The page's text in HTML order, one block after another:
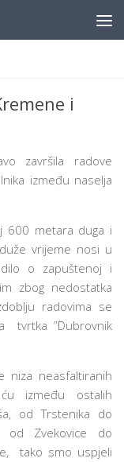
i
završila radove
između naselja
600 metara duga i
vrijeme nosi u
o zapuštenoj i
zbog nedostatka
radovima se
tvrtka ”Dubrovnik
niza neasfaltiranih
između ostalih
od Trstenika do
od Zvekovice do
tako smo uspjeli